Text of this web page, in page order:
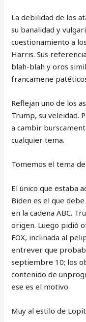
La debilidad de los
su banalidad y
cuestionamiento a
Harris. Sus
blah-blah y oros
francamene
Reflejan uno de los
Trump, su veleidad.
a cambir
cualquier tema.
Tomemos el tema
El único que estaba
Biden es el que
en la cadena ABC.
origen. Luego pidió
FOX, inclinada al
entrever que
septiembre 10; los
contenido de
ese es el motivo.
Muy al estilo de